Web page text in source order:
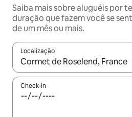
Saiba mais sobre aluguéis por
duração que fazem você se
de um mês ou mais.
Localização
Quando os resultados estiverem
Check-in